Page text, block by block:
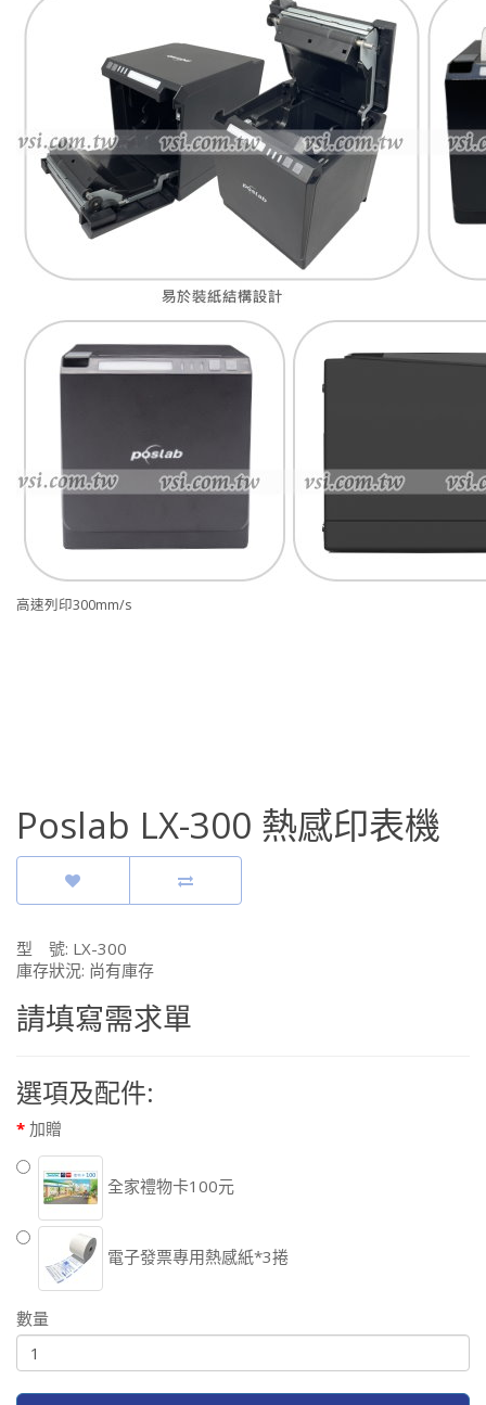
高速列印300mm/s
Poslab LX-300 熱感印表機
型 號: LX-300
庫存狀況: 尚有庫存
請填寫需求單
選項及配件:
加贈
全家禮物卡100元
電子發票專用熱感紙*3捲
數量